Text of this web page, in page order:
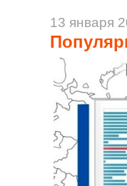
13 января